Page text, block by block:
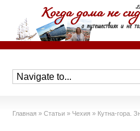
Главная » Статьи » Чехия » Кутна-гора.